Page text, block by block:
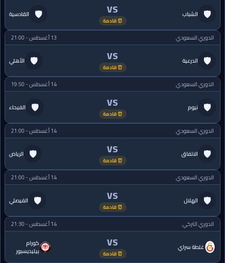
🛡 الشباب VS
⏰ قادمة
القادسية 🛡
الدوري السعودي 13 أغسطس - 21:00
🛡 الدرعية VS
⏰ قادمة
الأهلي 🛡
الدوري السعودي 14 أغسطس - 19:50
🛡 نيوم VS
⏰ قادمة
الفيحاء 🛡
الدوري السعودي 14 أغسطس - 21:00
🛡 الاتفاق VS
⏰ قادمة
الرياض 🛡
الدوري السعودي 14 أغسطس - 21:00
🛡 الهلال VS
⏰ قادمة
الفيصلي 🛡
الدوري التركي 14 أغسطس - 21:30
غلطة سراي VS
⏰ قادمة
كورام
بيليديسبور